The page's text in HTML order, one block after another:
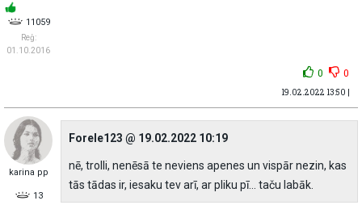
11059
Reģ:
01.10.2016
0 0
19.02.2022 13:50 |
karina pp
13
Forele123 @ 19.02.2022 10:19
nē, trolli, nenēsā te neviens apenes un vispār nezin, kas
tās tādas ir, iesaku tev arī, ar pliku pī... taču labāk.